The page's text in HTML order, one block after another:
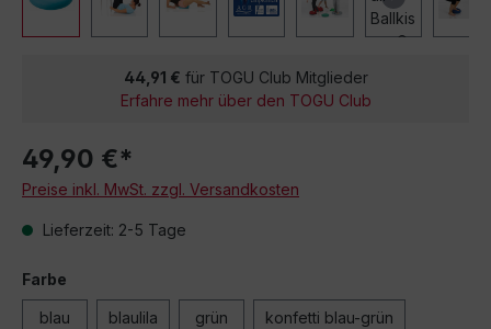
44,91 € für TOGU Club Mitglieder
Erfahre mehr über den TOGU Club
49,90 €*
Preise inkl. MwSt. zzgl. Versandkosten
Lieferzeit: 2-5 Tage
Farbe
blau blaulila grün konfetti blau-grün